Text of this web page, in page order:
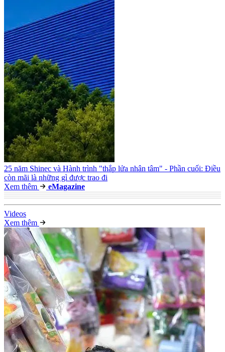
25 năm Shinec và Hành trình "thắp lửa nhân tâm" - Phần cuối: Điều
còn mãi là những gì được trao đi
Xem thêm
eMagazine
Videos
Xem thêm